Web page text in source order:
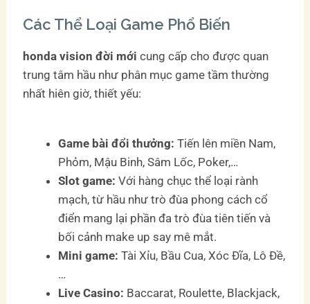
Các Thể Loại Game Phổ Biến
honda vision đời mới cung cấp cho được quan
trung tâm hầu như phân mục game tầm thường
nhất hiên giờ, thiết yếu:
Game bài đổi thưởng: Tiến lên miền Nam,
Phỏm, Mậu Binh, Sâm Lốc, Poker,…
Slot game: Với hàng chục thể loại rành
mạch, từ hầu như trò đùa phong cách cổ
điển mang lại phần đa trò đùa tiên tiến và
bối cảnh make up say mê mắt.
Mini game: Tài Xỉu, Bầu Cua, Xóc Đĩa, Lô Đề,
…
Live Casino: Baccarat, Roulette, Blackjack,